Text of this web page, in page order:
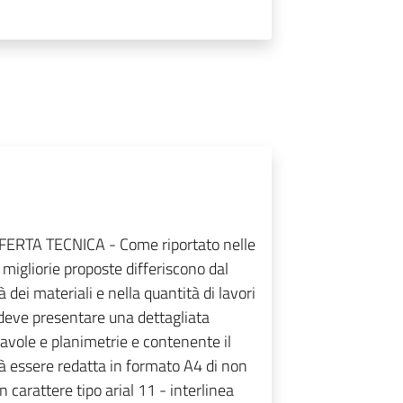
TECNICA - Come riportato nelle
proposte differiscono dal
materiali e nella quantità di lavori
presentare una dettagliata
e planimetrie e contenente il
essere redatta in formato A4 di non
carattere tipo arial 11 - interlinea